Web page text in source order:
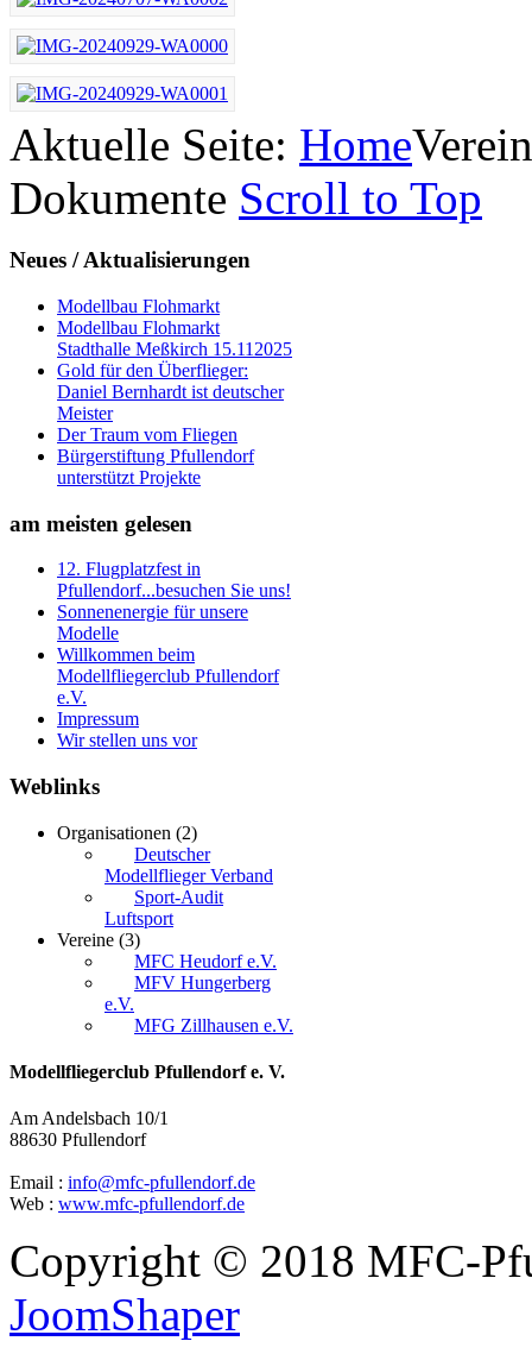
Aktuelle Seite: HomeVerein
Dokumente Scroll to Top
Neues / Aktualisierungen
Modellbau Flohmarkt
Modellbau Flohmarkt
Stadthalle Meßkirch 15.112025
Gold für den Überflieger:
Daniel Bernhardt ist deutscher
Meister
Der Traum vom Fliegen
Bürgerstiftung Pfullendorf
unterstützt Projekte
am meisten gelesen
12. Flugplatzfest in
Pfullendorf...besuchen Sie uns!
Sonnenenergie für unsere
Modelle
Willkommen beim
Modellfliegerclub Pfullendorf
e.V.
Impressum
Wir stellen uns vor
Weblinks
Organisationen (2)
Deutscher
Modellflieger Verband
Sport-Audit
Luftsport
Vereine (3)
MFC Heudorf e.V.
MFV Hungerberg
e.V.
MFG Zillhausen e.V.
Modellfliegerclub Pfullendorf e. V.
Am Andelsbach 10/1
88630 Pfullendorf
Email : info@mfc-pfullendorf.de
Web : www.mfc-pfullendorf.de
Copyright © 2018 MFC-
JoomShaper